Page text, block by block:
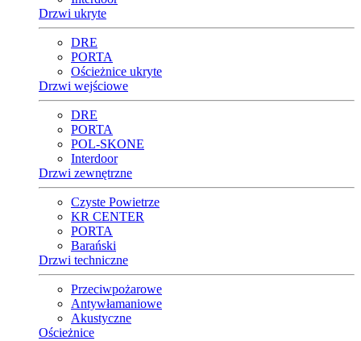
Drzwi ukryte
DRE
PORTA
Ościeżnice ukryte
Drzwi wejściowe
DRE
PORTA
POL-SKONE
Interdoor
Drzwi zewnętrzne
Czyste Powietrze
KR CENTER
PORTA
Barański
Drzwi techniczne
Przeciwpożarowe
Antywłamaniowe
Akustyczne
Ościeżnice